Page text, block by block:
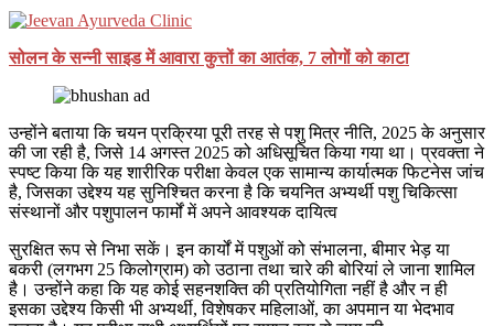
सोलन के सन्नी साइड में आवारा कुत्तों का आतंक, 7 लोगों को काटा
उन्होंने बताया कि चयन प्रक्रिया पूरी तरह से पशु मित्र नीति, 2025 के अनुसार
की जा रही है, जिसे 14 अगस्त 2025 को अधिसूचित किया गया था। प्रवक्ता ने
स्पष्ट किया कि यह शारीरिक परीक्षा केवल एक सामान्य कार्यात्मक फिटनेस जांच
है, जिसका उद्देश्य यह सुनिश्चित करना है कि चयनित अभ्यर्थी पशु चिकित्सा
संस्थानों और पशुपालन फार्मों में अपने आवश्यक दायित्व
सुरक्षित रूप से निभा सकें। इन कार्यों में पशुओं को संभालना, बीमार भेड़ या
बकरी (लगभग 25 किलोग्राम) को उठाना तथा चारे की बोरियां ले जाना शामिल
है। उन्होंने कहा कि यह कोई सहनशक्ति की प्रतियोगिता नहीं है और न ही
इसका उद्देश्य किसी भी अभ्यर्थी, विशेषकर महिलाओं, का अपमान या भेदभाव